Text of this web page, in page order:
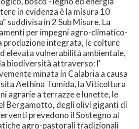
in evidenza è la misura 10
suddivisa in 2 Sub Misure. La
per impegni agro-climatico-
produzione integrata, le colture
elevata vulnerabilità ambientale,
biodiversità attraverso: l'
minata in Calabria a causa
Aethina Tumida, la Viticoltura
agrarie a terrazze e lunette, le
Bergamotto, degli olivi giganti di
prevedono il Sostegno al
agro-pastorali tradizionali